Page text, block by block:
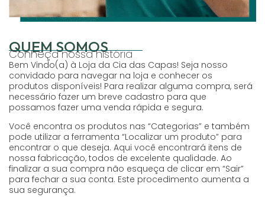
QUEM SOMOS
Conheça nossa história
Bem Vindo(a) à Loja da Cia das Capas! Seja nosso
convidado para navegar na loja e conhecer os
produtos disponíveis! Para realizar alguma compra, será
necessário fazer um breve cadastro para que
possamos fazer uma venda rápida e segura.
Você encontra os produtos nas “Categorias” e também
pode utilizar a ferramenta “Localizar um produto” para
encontrar o que deseja. Aqui você encontrará itens de
nossa fabricação, todos de excelente qualidade. Ao
finalizar a sua compra não esqueça de clicar em “Sair”
para fechar a sua conta. Este procedimento aumenta a
sua segurança.